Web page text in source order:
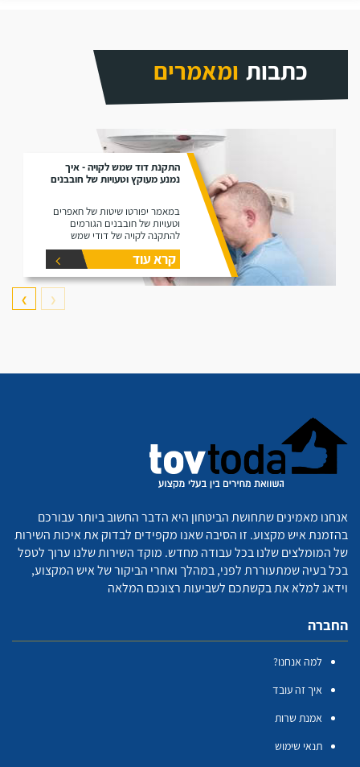
כתבות ומאמרים
התקנת דוד שמש לקויה - איך
נמנע מעוקץ וטעויות של חובבנים
במאמר יפורטו שיטות של חאפרים
וטעויות של חובבנים הגורמים
להתקנה לקויה של דודי שמש
קרא עוד
❮
❯
אנחנו מאמינים שתחושת הביטחון היא הדבר החשוב ביותר עבורכם
בהזמנת איש מקצוע. זו הסיבה שאנו מקפידים לבדוק את איכות השירות
של המומלצים שלנו בכל עבודה מחדש. מוקד השירות שלנו ערוך לטפל
בכל בעיה שמתעוררת לפני, במהלך ואחרי הביקור של איש המקצוע,
וידאג למלא את בקשתכם לשביעות רצונכם המלאה
החברה
למה אנחנו?
איך זה עובד
אמנת שרות
תנאי שימוש